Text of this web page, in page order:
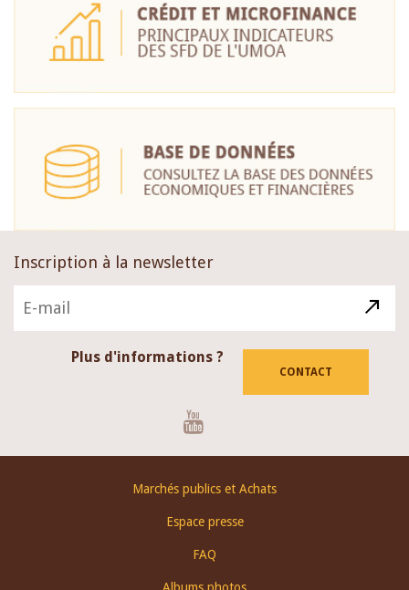
Inscription à la newsletter
Plus d'informations ?
CONTACT
Marchés publics et Achats
Espace presse
FAQ